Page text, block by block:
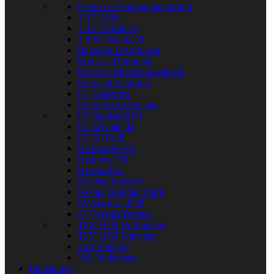
Deutsche Nationalmannschaft
1. FC Köln
1. FC Nürnberg
1. FSV Mainz 05
Bayer 04 Leverkusen
Borussia Dortmund
Borussia Mönchengladbach
Eintracht Frankfurt
FC Augsburg
FC Bayern München
FC Ingolstadt 04
FC Schalke 04
FC St. Pauli
Hamburger SV
Hannover 96
Hertha BSC
SC Paderborn 07
SpVgg Greuther Fürth
SV Darmstadt 98
SV Werder Bremen
TSG 1899 Hoffenheim
TSV 1860 München
VfB Stuttgart
VfL Wolfsburg
Bekleidung